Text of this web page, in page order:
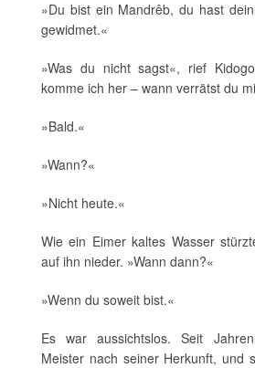
»Du bist ein Mandrêb, du hast
gewidmet.«
»Was du nicht sagst«, rief
komme ich her – wann verrätst du
»Bald.«
»Wann?«
»Nicht heute.«
Wie ein Eimer kaltes Wasser
auf ihn nieder. »Wann dann?«
»Wenn du soweit bist.«
Es war aussichtslos. Seit
Meister nach seiner Herkunft, und